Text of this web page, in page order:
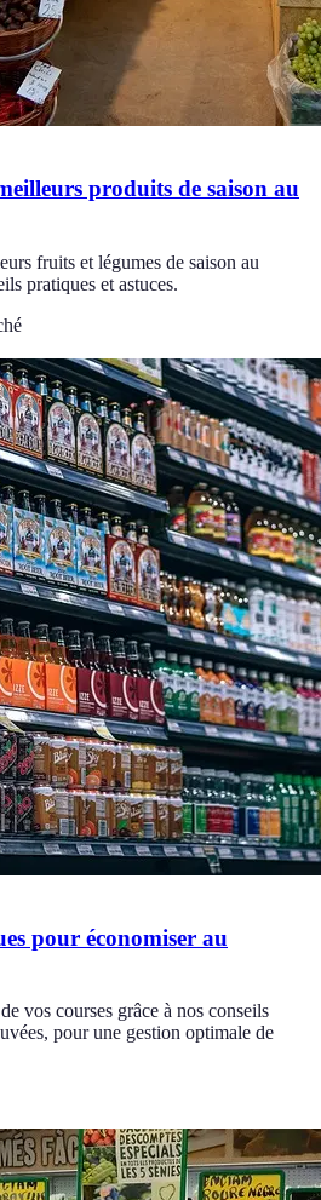
produits de saison au
fruits et légumes de saison au
pratiques et astuces.
pour économiser au
vos courses grâce à nos conseils
pour une gestion optimale de